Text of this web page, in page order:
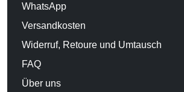
WhatsApp
Versandkosten
Widerruf, Retoure und Umtausch
FAQ
Über uns